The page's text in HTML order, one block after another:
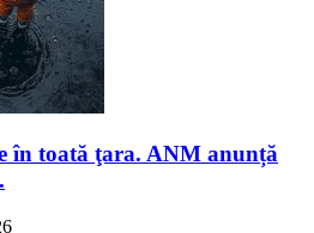
în toată ţara. ANM anunță